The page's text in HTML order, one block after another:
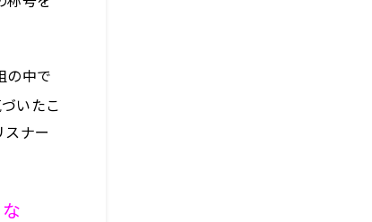
の中で
いたこ
ナー